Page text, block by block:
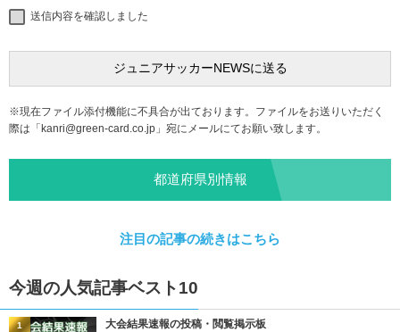
送信内容を確認しました
※現在ファイル添付機能に不具合が出ております。ファイルをお送りいただく
際は「 kanri@green-card.co.jp 」宛にメールにてお願い致します。
都道府県別情報
注目の記事の続きはこちら
今週の人気記事ベスト10
大会結果速報の投稿・閲覧掲示板
1